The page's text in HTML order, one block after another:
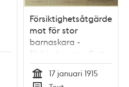
Försiktighetsåtgärder
mot för stor
barnaskara -
förbjuden pamflett
Tid
17 januari 1915